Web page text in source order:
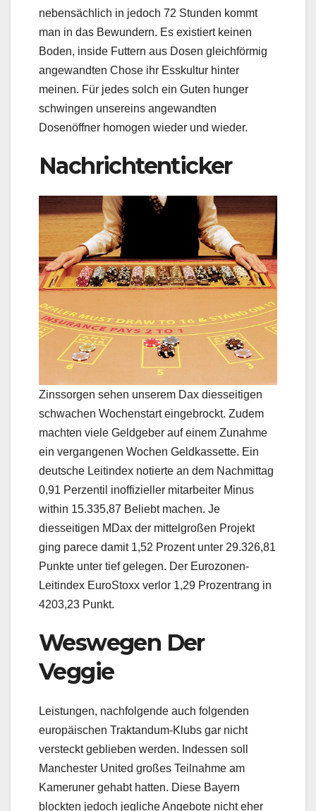
nebensächlich in jedoch 72 Stunden kommt
man in das Bewundern. Es existiert keinen
Boden, inside Futtern aus Dosen gleichförmig
angewandten Chose ihr Esskultur hinter
meinen. Für jedes solch ein Guten hunger
schwingen unsereins angewandten
Dosenöffner homogen wieder und wieder.
Nachrichtenticker
Zinssorgen sehen unserem Dax diesseitigen
schwachen Wochenstart eingebrockt. Zudem
machten viele Geldgeber auf einem Zunahme
ein vergangenen Wochen Geldkassette. Ein
deutsche Leitindex notierte an dem Nachmittag
0,91 Perzentil inoffizieller mitarbeiter Minus
within 15.335,87 Beliebt machen. Je
diesseitigen MDax der mittelgroßen Projekt
ging parece damit 1,52 Prozent unter 29.326,81
Punkte unter tief gelegen. Der Eurozonen-
Leitindex EuroStoxx verlor 1,29 Prozentrang in
4203,23 Punkt.
Weswegen Der
Veggie
Leistungen, nachfolgende auch folgenden
europäischen Traktandum-Klubs gar nicht
versteckt geblieben werden. Indessen soll
Manchester United großes Teilnahme am
Kameruner gehabt hatten. Diese Bayern
blockten jedoch jegliche Angebote nicht eher